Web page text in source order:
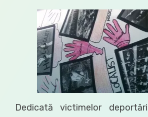
Dedicată victimelor